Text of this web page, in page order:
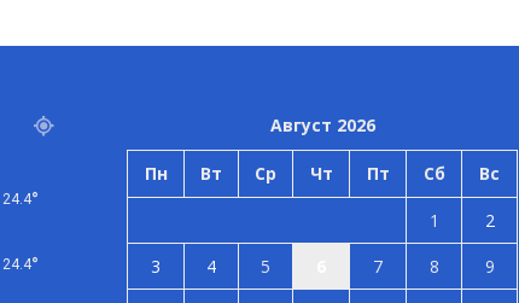
24.4°
24.4°
Август 2026
Пн Вт Ср Чт Пт Сб Вс
1
2
3
4 5 7 8
9